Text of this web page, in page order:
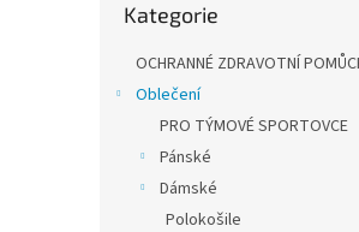
kategorie
Kategorie
OCHRANNÉ ZDRAVOTNÍ
Oblečení
PRO TÝMOVÉ SPORTOVCE
Pánské
Dámské
Polokošile